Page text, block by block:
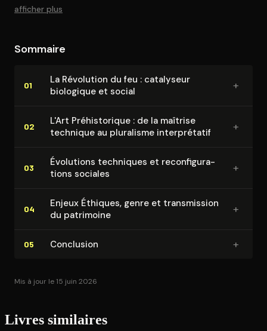
afficher plus
Sommaire
01
La Révolution du feu : catalyseur
biologique et social
+
02
L'Art Pré­his­to­rique : de la maîtrise
technique au pluralisme in­ter­pré­ta­tif
+
03
Évolutions techniques et re­con­fi­gu­ra­
tions sociales
+
04
Enjeux Éthiques, genre et trans­mis­sion
du patrimoine
+
05 Conclusion +
Mis à jour le 15 juin 2026
Livres similaires